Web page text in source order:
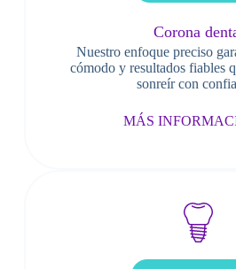
Corona
Nuestro enfoque preciso
cómodo y resultados fiables
sonreír con
MÁS